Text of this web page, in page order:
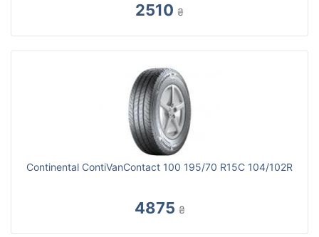
2510 ₴
Continental ContiVanContact 100 195/70 R15C 104/102R
4875 ₴